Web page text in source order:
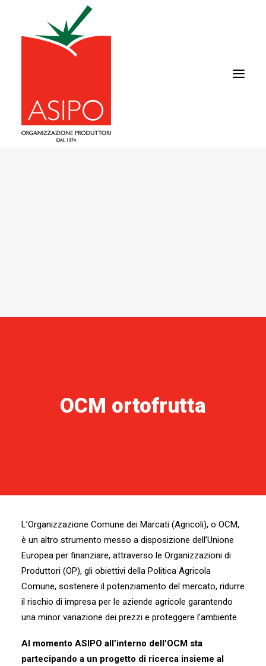
IL NOSTRO MONDOOCM ortofrutta
L’Organizzazione Comune dei Marcati (Agricoli), o OCM,
è un altro strumento messo a disposizione dell’Unione
Europea per finanziare, attraverso le Organizzazioni di
Produttori (OP), gli obiettivi della Politica Agricola
Comune, sostenere il potenziamento del mercato, ridurre
il rischio di impresa per le aziende agricole garantendo
una minor variazione dei prezzi e proteggere l’ambiente.
Al momento ASIPO all’interno dell’OCM sta
partecipando a un progetto di ricerca insieme al